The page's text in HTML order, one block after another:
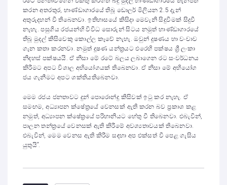
කරන අතරතුර, භාණ්ඩාගාරයේ තිබූ ඩොලර් මිලියන 2.5 දැන්
අතුරුදහන් වී තිබෙනවා. ඉතිහාසයේ කිසිදා මෙවැනි සිදුවීමක් සිදුවී
නැහැ. පසුගිය රජයන්හි විවිධ සොරුන් සිටය නමුත් භාණ්ඩාගාරයේ
තිබූ මුදල් කිසිවෙකු කොල්ල කෑවේ නැහැ. ඔවුන් දූෂණය හා වංචාව
ගැන කතා කරනවා. නමුත් දූෂණ යන්ත්‍රයට එරෙහි පක්ෂය ශ්‍රී ලංකා
නිදහස් පක්ෂයයි. ඒ නිසා මේ රටේ බලය ලබාගෙන රට සංවර්ධනය
කිරීමට අපට විශාල අභියෝගයක් තිබෙනවා. ඒ නිසා මේ අභියෝග
ජය ගැනීමට අපට ශක්තියතිබෙනවා.
මෙම රජය ජනතාවට දුන් පොරොන්දු කිසිවක් ඉටු කර නැහැ. ඒ
සමඟම, අධ්‍යාපන ක්ෂේත්‍රයේ වෙනසක් ඇති කරන බව ප්‍රකාශ කළ
නමුත්, අධ්‍යාපන ක්ෂේත්‍රයේ පරිහානියට හේතු වී තිබෙනවා. එබැවින්,
පාලන තන්ත්‍රයේ වෙනසක් ඇති කිරීමේ අවශ්‍යතාවයක් තිබෙනවා.
එබැවින්, මෙම වෙනස ඇති කිරීම සඳහා අප එක්සත් වී පෙළ ගැසිය
යුතුයි”.